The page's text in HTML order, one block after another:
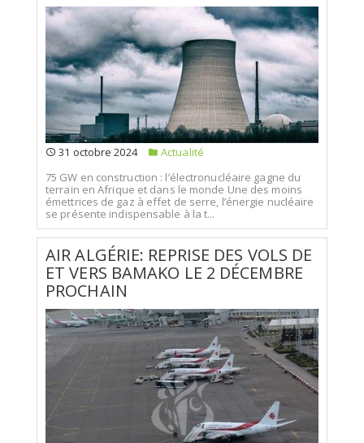
31 octobre 2024
Actualité
75 GW en construction : l’électronucléaire gagne du
terrain en Afrique et dans le monde Une des moins
émettrices de gaz à effet de serre, l’énergie nucléaire
se présente indispensable à la t...
AIR ALGÉRIE: REPRISE DES VOLS DE
ET VERS BAMAKO LE 2 DÉCEMBRE
PROCHAIN